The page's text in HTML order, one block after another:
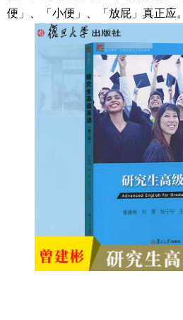
便」、「小便」、「放屁」真正应。